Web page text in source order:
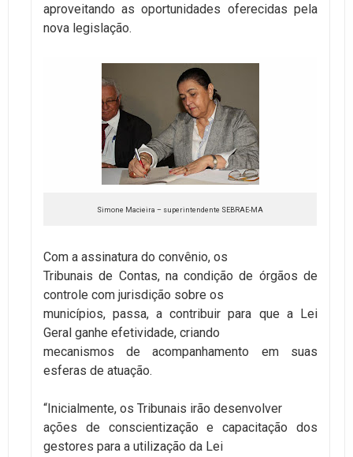
aproveitando as oportunidades oferecidas pela
nova legislação.
Simone Macieira – superintendente SEBRAE-MA
Com a assinatura do convênio, os
Tribunais de Contas, na condição de órgãos de
controle com jurisdição sobre os
municípios, passa, a contribuir para que a Lei
Geral ganhe efetividade, criando
mecanismos de acompanhamento em suas
esferas de atuação.
“Inicialmente, os Tribunais irão desenvolver
ações de conscientização e capacitação dos
gestores para a utilização da Lei